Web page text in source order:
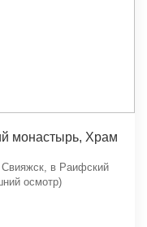
монастырь, Храм
Свияжск, в Раифский
осмотр)